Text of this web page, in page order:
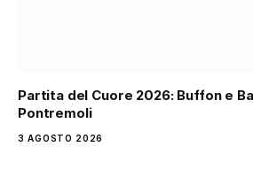
Partita del Cuore 2026: Buffon e
Pontremoli
3 AGOSTO 2026